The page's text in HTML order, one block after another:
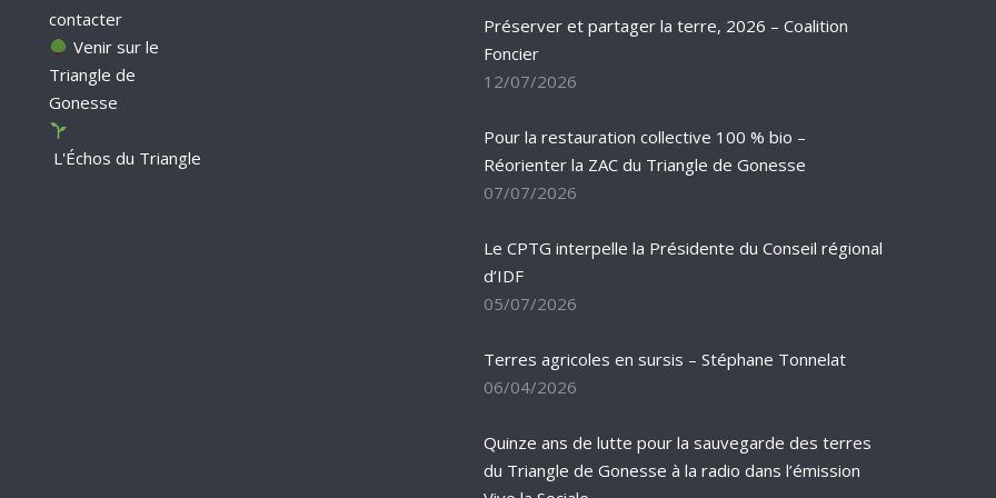
contacter
Venir sur le
Triangle de
Gonesse
L'Échos du Triangle
Préserver et partager la terre, 2026 – Coalition
Foncier
12/07/2026
Pour la restauration collective 100 % bio –
Réorienter la ZAC du Triangle de Gonesse
07/07/2026
Le CPTG interpelle la Présidente du Conseil régional
d’IDF
05/07/2026
Terres agricoles en sursis – Stéphane Tonnelat
06/04/2026
Quinze ans de lutte pour la sauvegarde des terres
du Triangle de Gonesse à la radio dans l’émission